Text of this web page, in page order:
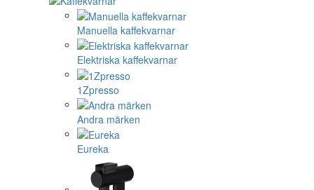
Manuella kaffekvarnar
Elektriska kaffekvarnar
1Zpresso
Andra märken
Eureka